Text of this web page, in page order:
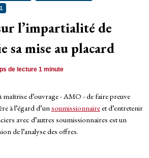
l’impartialité de
sa mise au placard
de lecture1 minute
maîtrise d’ouvrage - AMO - de faire preuve
à l’égard d’unsoumissionnaireet d’entretenir
avec d’autres soumissionnaires est un
de l’analyse des offres.